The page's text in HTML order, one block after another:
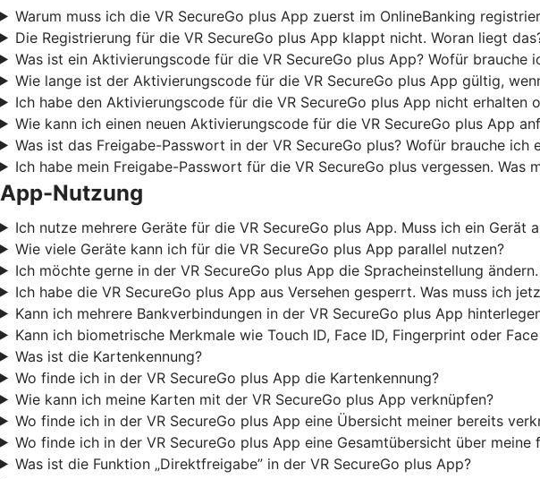
Warum muss ich die VR SecureGo plus App zuerst im OnlineBanking
Die Registrierung für die VR SecureGo plus App klappt nicht. Woran liegt
Was ist ein Aktivierungscode für die VR SecureGo plus App? Wofür brauche
Wie lange ist der Aktivierungscode für die VR SecureGo plus App gültig,
Ich habe den Aktivierungscode für die VR SecureGo plus App nicht erhalten
Wie kann ich einen neuen Aktivierungscode für die VR SecureGo plus App
Was ist das Freigabe-Passwort in der VR SecureGo plus? Wofür brauche ich
Ich habe mein Freigabe-Passwort für die VR SecureGo plus vergessen. Was
App-Nutzung
Ich nutze mehrere Geräte für die VR SecureGo plus App. Muss ich ein Gerät
Wie viele Geräte kann ich für die VR SecureGo plus App parallel nutzen?
Ich möchte gerne in der VR SecureGo plus App die Spracheinstellung
Ich habe die VR SecureGo plus App aus Versehen gesperrt. Was muss ich
Kann ich mehrere Bankverbindungen in der VR SecureGo plus App
Kann ich biometrische Merkmale wie Touch ID, Face ID, Fingerprint oder
Was ist die Kartenkennung?
Wo finde ich in der VR SecureGo plus App die Kartenkennung?
Wie kann ich meine Karten mit der VR SecureGo plus App verknüpfen?
Wo finde ich in der VR SecureGo plus App eine Übersicht meiner bereits
Wo finde ich in der VR SecureGo plus App eine Gesamtübersicht über
Was ist die Funktion „Direktfreigabe” in der VR SecureGo plus App?